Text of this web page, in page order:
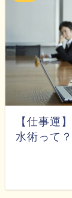
【仕事運
水術って